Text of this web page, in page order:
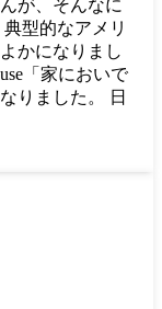
が、そんなに
型的なアメリ
かになりまし
「家においで
りました。 日